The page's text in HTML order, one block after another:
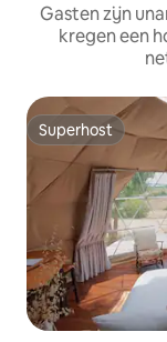
Gasten zijn
kregen een
Superhost
Superhost